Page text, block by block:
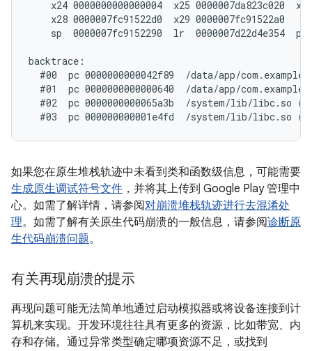
x24 0000000000000004  x25 0000007da823c020
    x28 0000007fc91522d0  x29 0000007fc91522a0
sp  0000007fc9152290  lr  0000007d22d4e354  pc
backtrace:
#00  pc 0000000000042f89  /data/app/
#01  pc 0000000000000640  /data/app/
#02  pc 0000000000065a3b  /system/lib/libc.so
如果您在原生堆栈轨迹中未看到类和函数级信息，可能需要
生成原生调试符号文件 ，并将其上传到 Google Play 管理中
心。如需了解详情，请参阅对崩溃堆栈轨迹进行去混淆处
理。如需了解有关原生代码崩溃的一般信息，请参阅诊断原
生代码崩溃问题。
有关再现崩溃的提示
再现问题可能无法简单地通过启动模拟器或将设备连接到计
算机来实现。开发环境往往具有更多的资源，比如带宽、内
存和存储。通过异常类型确定哪项资源不足，或找到